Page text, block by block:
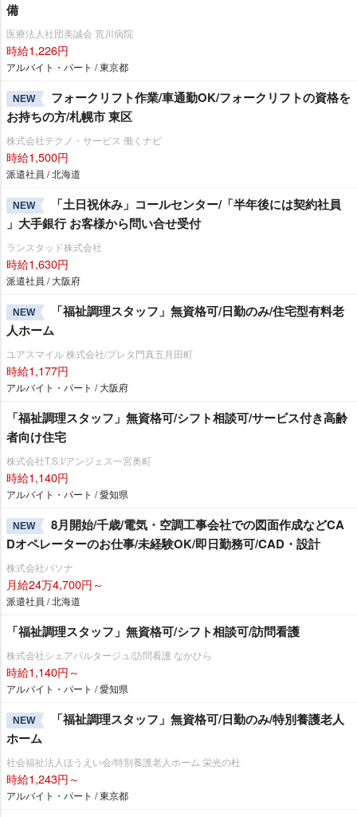
備
医療法人社団美誠会 荒川病院
時給1,226円
アルバイト・パート / 東京都
NEW
フォークリフト作業/車通勤OK/フォークリフトの資格を
お持ちの方/札幌市 東区
株式会社テクノ・サービス 働くナビ
時給1,500円
派遣社員 / 北海道
NEW
「土日祝休み」コールセンター/「半年後には契約社員
」大手銀行 お客様から問い合せ受付
ランスタッド株式会社
時給1,630円
派遣社員 / 大阪府
NEW
「福祉調理スタッフ」無資格可/日勤のみ/住宅型有料老
人ホーム
ユアスマイル 株式会社/プレタ門真五月田町
時給1,177円
アルバイト・パート / 大阪府
「福祉調理スタッフ」無資格可/シフト相談可/サービス付き高齢
者向け住宅
株式会社T.S.I/アンジェス一宮奥町
時給1,140円
アルバイト・パート / 愛知県
NEW
8月開始/千歳/電気・空調工事会社での図面作成などCA
Dオペレーターのお仕事/未経験OK/即日勤務可/CAD・設計
株式会社パソナ
月給24万4,700円～
派遣社員 / 北海道
「福祉調理スタッフ」無資格可/シフト相談可/訪問看護
株式会社シェアパルタージュ/訪問看護 なかひら
時給1,140円～
アルバイト・パート / 愛知県
NEW
「福祉調理スタッフ」無資格可/日勤のみ/特別養護老人
ホーム
社会福祉法人ほうえい会/特別養護老人ホーム 栄光の杜
時給1,243円～
アルバイト・パート / 東京都